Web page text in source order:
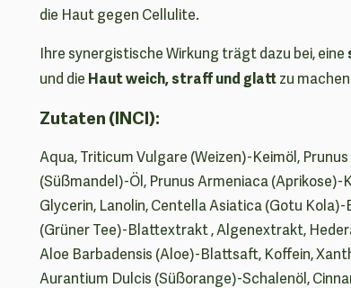
die Haut gegen Cellulite.
Ihre synergistische Wirkung trägt dazu bei, eine
und die Haut weich, straff und glattzu
Zutaten (INCI):
Aqua, Triticum Vulgare (Weizen)-Keimöl,
(Süßmandel)-Öl, Prunus Armeniaca (Aprikose)-
Glycerin, Lanolin, Centella Asiatica (Gotu
(Grüner Tee)-Blattextrakt , Algenextrakt,
Aloe Barbadensis (Aloe)-Blattsaft, Koffein,
Aurantium Dulcis (Süßorange)-Schalenöl,